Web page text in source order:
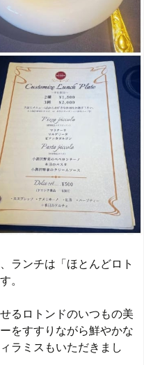
ランチは「ほとんどロト
。
るロトンドのいつもの美
をすすりながら鮮やかな
ラミスもいただきまし